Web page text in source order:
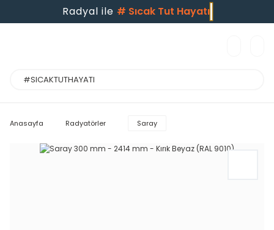
Radyal ile # Sıcak Tut Hayatı
Anasayfa Radyatörler Saray